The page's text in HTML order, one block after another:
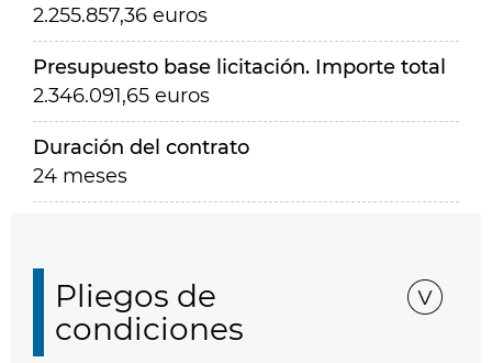
2.255.857,36 euros
Presupuesto base licitación. Importe total
2.346.091,65 euros
Duración del contrato
24 meses
Pliegos de
condiciones